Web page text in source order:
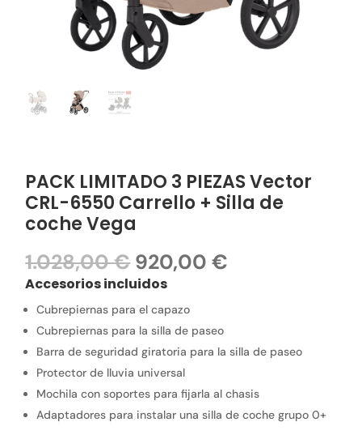
PACK LIMITADO 3 PIEZAS Vector
CRL-6550 Carrello + Silla de
coche Vega
1.028,00€ El
precio
original
era:
1.028,00 €.
920,00€
Accesorios incluidos
Cubrepiernas para el capazo
Cubrepiernas para la silla de paseo
Barra de seguridad giratoria para la silla de paseo
Protector de lluvia universal
Mochila con soportes para fijarla al chasis
Adaptadores para instalar una silla de coche grupo 0+